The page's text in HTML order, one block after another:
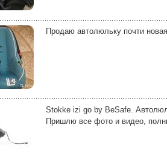
Продаю автолюльку почти
Stokke izi go by BeSafe.
Пришлю все фото и видео,